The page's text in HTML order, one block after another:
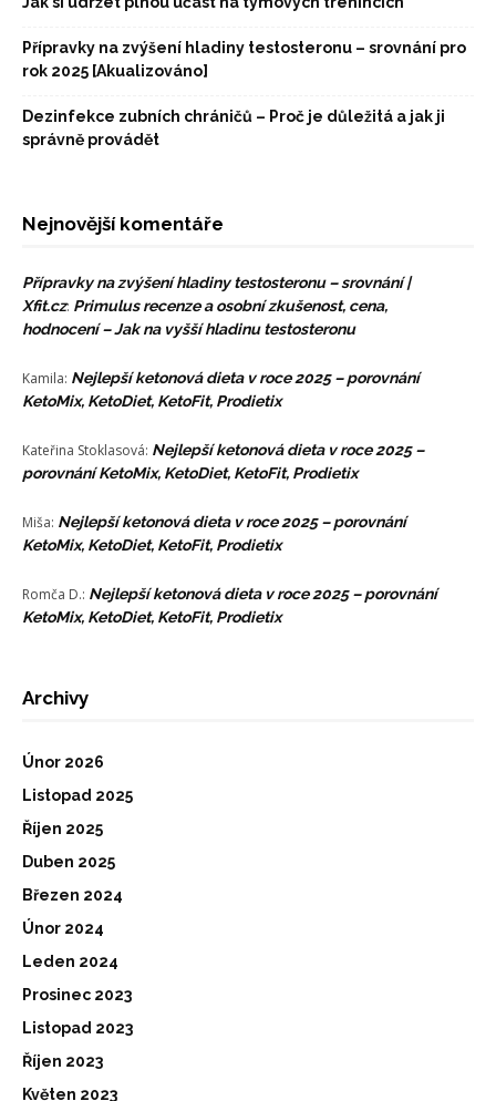
Přípravky na zvýšení hladiny testosteronu – srovnání pro
rok 2025 [Akualizováno]
Dezinfekce zubních chráničů – Proč je důležitá a jak ji
správně provádět
Nejnovější komentáře
Přípravky na zvýšení hladiny testosteronu – srovnání |
Xfit.cz: Primulus recenze a osobní zkušenost, cena,
hodnocení – Jak na vyšší hladinu testosteronu
Kamila: Nejlepší ketonová dieta v roce 2025 – porovnání
KetoMix, KetoDiet, KetoFit, Prodietix
Kateřina Stoklasová: Nejlepší ketonová dieta v roce 2025 –
porovnání KetoMix, KetoDiet, KetoFit, Prodietix
Miša: Nejlepší ketonová dieta v roce 2025 – porovnání
KetoMix, KetoDiet, KetoFit, Prodietix
Romča D.: Nejlepší ketonová dieta v roce 2025 – porovnání
KetoMix, KetoDiet, KetoFit, Prodietix
Archivy
Únor 2026
Listopad 2025
Říjen 2025
Duben 2025
Březen 2024
Únor 2024
Leden 2024
Prosinec 2023
Listopad 2023
Říjen 2023
Květen 2023